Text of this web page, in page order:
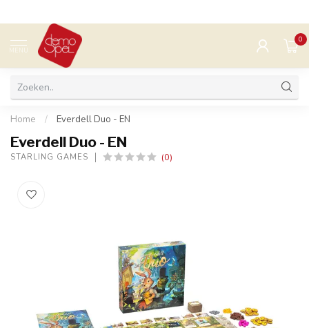
MENU
0
Home / Everdell Duo - EN
Everdell Duo - EN
STARLING GAMES (0)